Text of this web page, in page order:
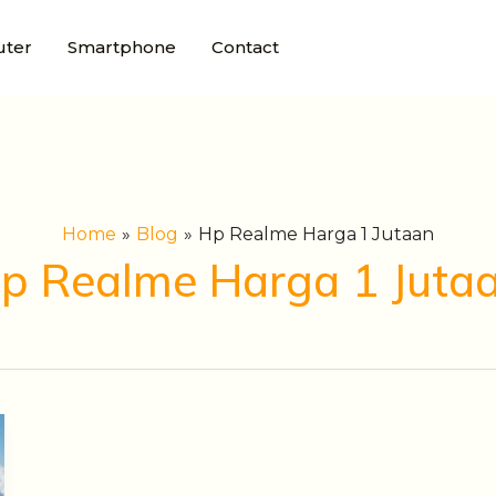
Smartphone Contact
Home Blog Hp Realme Harga 1 Jutaan
Realme Harga 1